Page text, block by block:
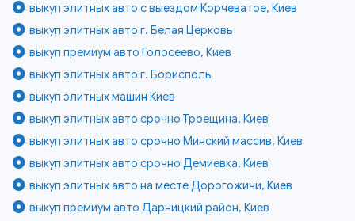
выкуп элитных авто с выездом Корчеватое, Киев
выкуп элитных авто г. Белая Церковь
выкуп премиум авто Голосеево, Киев
выкуп элитных авто г. Борисполь
выкуп элитных машин Киев
выкуп элитных авто срочно Троещина, Киев
выкуп элитных авто срочно Минский массив, Киев
выкуп элитных авто срочно Демиевка, Киев
выкуп элитных авто на месте Дорогожичи, Киев
выкуп премиум авто Дарницкий район, Киев